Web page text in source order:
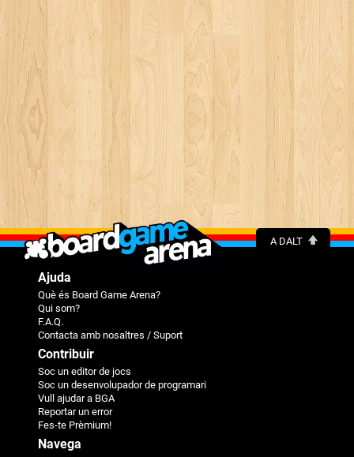
A DALT
Ajuda
Què és Board Game Arena?
Qui som?
F.A.Q.
Contacta amb nosaltres / Suport
Contribuir
Soc un editor de jocs
Soc un desenvolupador de programari
Vull ajudar a BGA
Reportar un error
Fes-te Prèmium!
Navega